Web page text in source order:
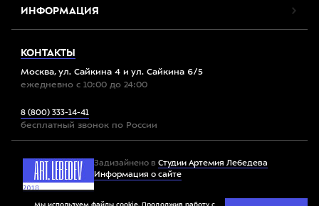
ИНФОРМАЦИЯ
КОНТАКТЫ
Москва, ул. Сайкина 4 и ул. Сайкина 6/5
ежедневно с 10:00 до 24:00
8 (800) 333-14-41
бесплатный звонок по России
Задизайнено в Студии Артемия Лебедева
Информация о сайте